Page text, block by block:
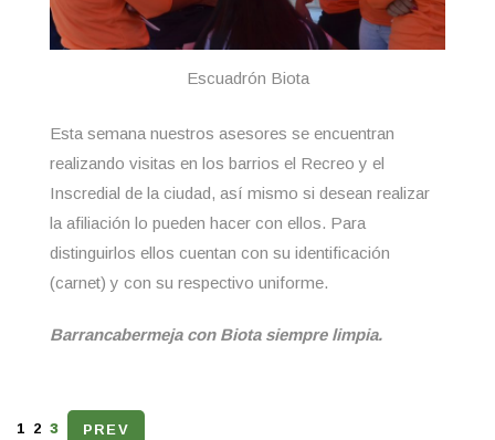
Escuadrón Biota
Esta semana nuestros asesores se encuentran
realizando visitas en los barrios el Recreo y el
Inscredial de la ciudad, así mismo si desean realizar
la afiliación lo pueden hacer con ellos. Para
distinguirlos ellos cuentan con su identificación
(carnet) y con su respectivo uniforme.
Barrancabermeja con Biota siempre limpia.
PREV
1 2 3